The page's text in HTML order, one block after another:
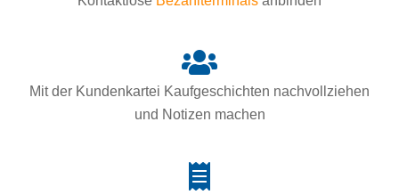
Mit der Kundenkartei Kaufgeschichten nachvollziehen
und Notizen machen